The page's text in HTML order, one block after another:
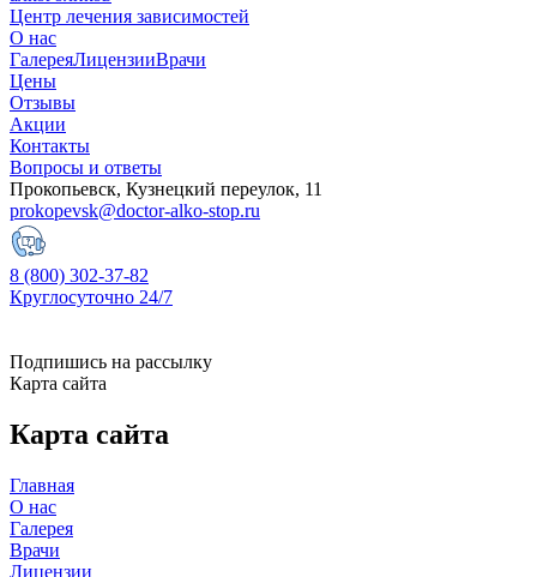
Центр лечения зависимостей
О нас
ГалереяЛицензииВрачи
Цены
Отзывы
Акции
Контакты
Вопросы и ответы
Прокопьевск, Кузнецкий переулок, 11
prokopevsk@doctor-alko-stop.ru
8 (800) 302-37-82
Круглосуточно 24/7
Подпишись на рассылку
Карта сайта
Карта сайта
Главная
О нас
Галерея
Врачи
Лицензии